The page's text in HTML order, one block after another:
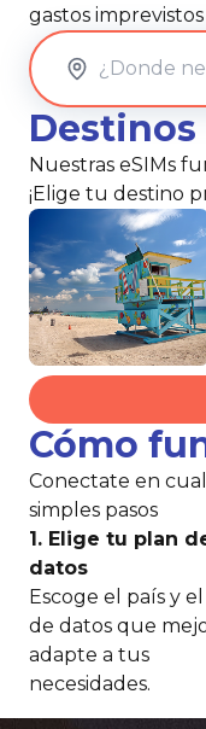
gastos
Nuestras eSIMs
¡Elige tu destino
Estados
Unidos
Cómo
Conectate en
simples pasos
1. Elige tu plan
datos
Escoge el país y
de datos que
adapte a tus
necesidades.